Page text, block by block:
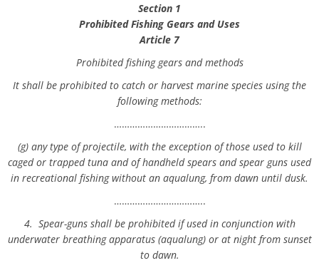
Section 1
Prohibited Fishing Gears and Uses
Article 7
Prohibited fishing gears and methods
It shall be prohibited to catch or harvest marine species using the
following methods:
……………………………..
(g) any type of projectile, with the exception of those used to kill
caged or trapped tuna and of handheld spears and spear guns used
in recreational fishing without an aqualung, from dawn until dusk.
……………………………..
4. Spear-guns shall be prohibited if used in conjunction with
underwater breathing apparatus (aqualung) or at night from sunset
to dawn.